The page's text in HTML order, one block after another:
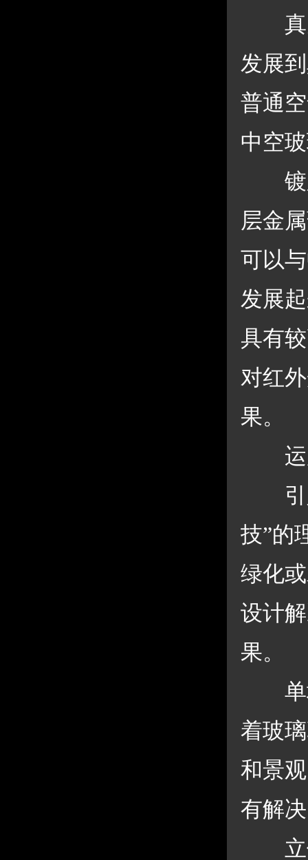
真空
发展
普通
中空
镀膜
层金
可以
发展
具有
对红
果。
运
引入
技”的
绿化
设计
果。
单块
着玻
和景
有解
立体